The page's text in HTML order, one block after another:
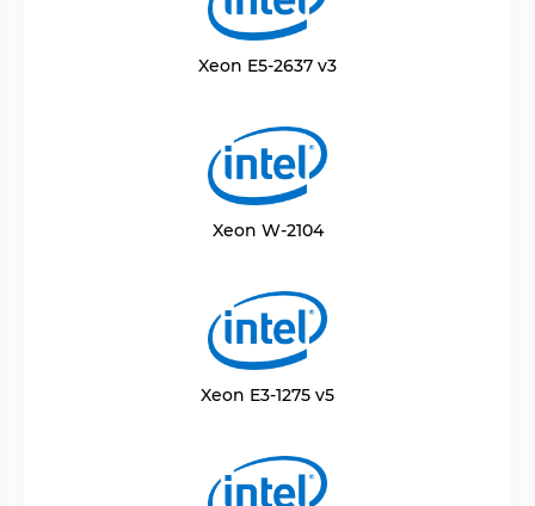
Xeon E5-2637 v3
Xeon W-2104
Xeon E3-1275 v5